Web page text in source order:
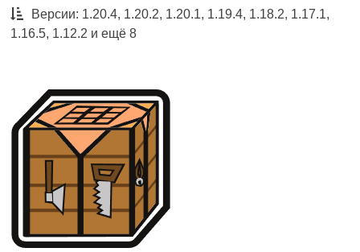
Версии: 1.20.4, 1.20.2, 1.20.1, 1.19.4, 1.18.2, 1.17.1,
1.16.5, 1.12.2 и ещё 8